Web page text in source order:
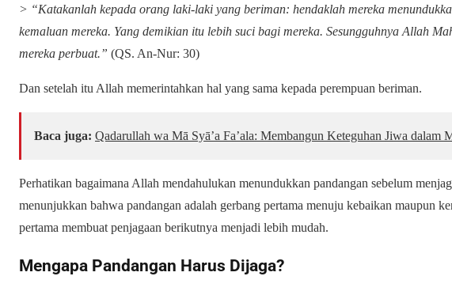
> “Katakanlah kepada orang laki-laki yang beriman: hendaklah mereka
kemaluan mereka. Yang demikian itu lebih suci bagi mereka. Sesungguhnya Allah
mereka perbuat.” (QS. An-Nur: 30)
Dan setelah itu Allah memerintahkan hal yang sama kepada perempuan beriman.
Baca juga: Qadarullah wa Mā Syā’a Fa’ala: Membangun Keteguhan Jiwa dalam
Perhatikan bagaimana Allah mendahulukan menundukkan pandangan sebelum
menunjukkan bahwa pandangan adalah gerbang pertama menuju kebaikan maupun
pertama membuat penjagaan berikutnya menjadi lebih mudah.
Mengapa Pandangan Harus Dijaga?